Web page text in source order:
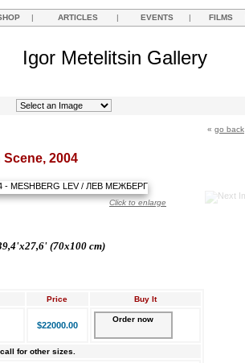
| ARTICLES | EVENTS | FILMS
Igor Metelitsin Gallery
« go back
2004
Click to enlarge
(70x100 cm)
Price Buy It
$22000.00
Order now
for other sizes.